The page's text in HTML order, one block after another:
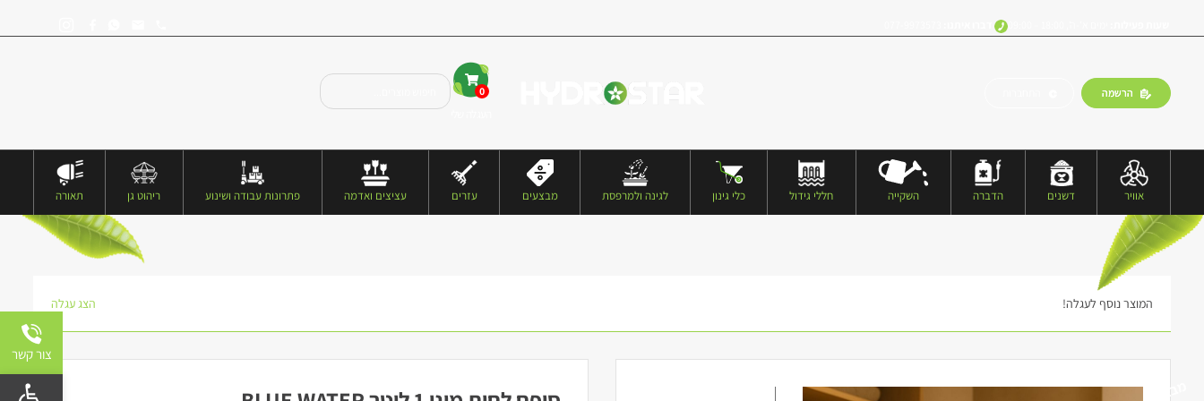
הרשמה 0
אוויר דשנים הדברה השקייה חללי גידול כלי גינון לגינה ולמרפסת מבצעים עזרים עציצים ואדמה פתרונות עבודה ושינוע ריהוט גן תאורה
המוצר נוסף לעגלה! הצג עגלה
מבצע!
צור קשר
פתח